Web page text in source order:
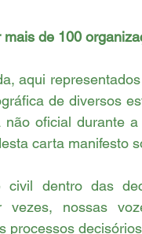
de 100
de diversos
oficial durante
carta manifesto
civil dentro das
vezes, nossas
processos